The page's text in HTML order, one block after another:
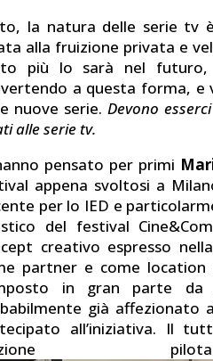
la natura delle serie tv
alla fruizione privata e
più lo sarà nel futuro,
a questa forma, e
nuove serie.Devono
alle serie tv.
pensato per primi
appena svoltosi a
per lo IED e
del festival
creativo espresso
partner e come
in gran parte da
già affezionato
all’iniziativa. Il